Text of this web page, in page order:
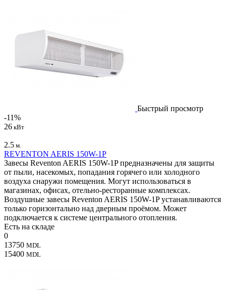
Быстрый просмотр
-11%
26 кВт
2.5 м.
REVENTON AERIS 150W-1P
Завесы Reventon AERIS 150W-1P предназначены для защиты
от пыли, насекомых, попадания горячего или холодного
воздуха снаружи помещения. Могут использоваться в
магазинах, офисах, отельно-ресторанные комплексах.
Воздушные завесы Reventon AERIS 150W-1P устанавливаются
только горизонтально над дверным проёмом. Может
подключается к системе центрального отопления.
Есть на складе
0
13750 MDL
15400 MDL